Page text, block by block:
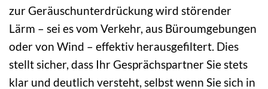
zur Geräuschunterdrückung wird störender
Lärm – sei es vom Verkehr, aus Büroumgebungen
oder von Wind – effektiv herausgefiltert. Dies
stellt sicher, dass Ihr Gesprächspartner Sie stets
klar und deutlich versteht, selbst wenn Sie sich in